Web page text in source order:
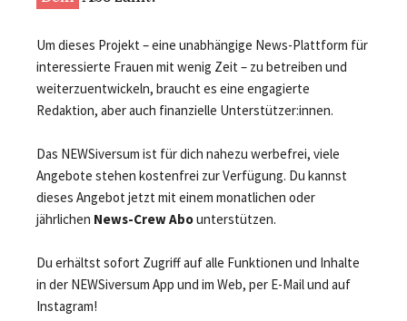
Um dieses Projekt – eine unabhängige News-Plattform für
interessierte Frauen mit wenig Zeit – zu betreiben und
weiterzuentwickeln, braucht es eine engagierte
Redaktion, aber auch finanzielle Unterstützer:innen.
Das NEWSiversum ist für dich nahezu werbefrei, viele
Angebote stehen kostenfrei zur Verfügung. Du kannst
dieses Angebot jetzt mit einem monatlichen oder
jährlichen News-Crew Abounterstützen.
Du erhältst sofort Zugriff auf alle Funktionen und Inhalte
in der NEWSiversum App und im Web, per E-Mail und auf
Instagram!